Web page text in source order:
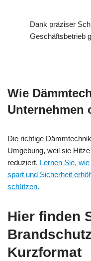
Dank präziser
Geschäftsbetrieb
Wie
Unternehmen
Die richtige
Umgebung, weil sie
reduziert. Lernen Sie,
spart und Sicherheit
schützen.
Hier finden
Kurzformat